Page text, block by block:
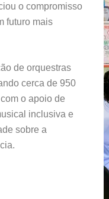
o compromisso
futuro mais
de orquestras
cerca de 950
o apoio de
inclusiva e
sobre a